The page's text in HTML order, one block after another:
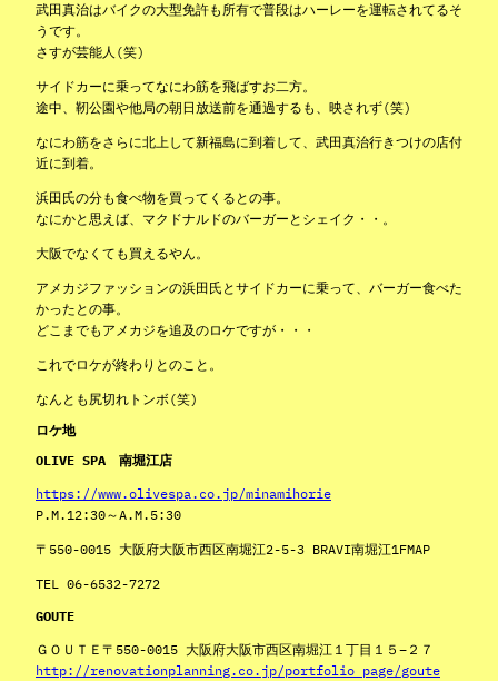
武田真治はバイクの大型免許も所有で普段はハーレーを運転されてるそ
うです。
さすが芸能人(笑)
サイドカーに乗ってなにわ筋を飛ばすお二方。
途中、靭公園や他局の朝日放送前を通過するも、映されず(笑)
なにわ筋をさらに北上して新福島に到着して、武田真治行きつけの店付
近に到着。
浜田氏の分も食べ物を買ってくるとの事。
なにかと思えば、マクドナルドのバーガーとシェイク・・。
大阪でなくても買えるやん。
アメカジファッションの浜田氏とサイドカーに乗って、バーガー食べた
かったとの事。
どこまでもアメカジを追及のロケですが・・・
これでロケが終わりとのこと。
なんとも尻切れトンボ(笑)
ロケ地
OLIVE SPA 南堀江店
https://www.olivespa.co.jp/minamihorie
P.M.12:30～A.M.5:30
〒550-0015 大阪府大阪市西区南堀江2-5-3 BRAVI南堀江1FMAP
TEL 06-6532-7272
GOUTE
ＧＯＵＴＥ〒550-0015 大阪府大阪市西区南堀江１丁目１５−２７
http://renovationplanning.co.jp/portfolio_page/goute